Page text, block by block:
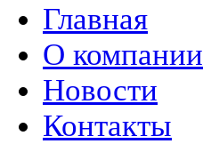
Главная
О компании
Новости
Контакты